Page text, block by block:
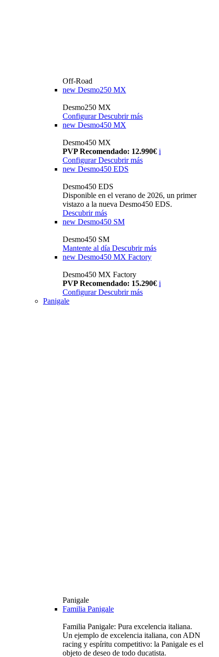
Off-Road
new Desmo250 MX
Desmo250 MX
Configurar Descubrir más
new Desmo450 MX
Desmo450 MX
PVP Recomendado: 12.990€ i
Configurar Descubrir más
new Desmo450 EDS
Desmo450 EDS
Disponible en el verano de 2026, un primer
vistazo a la nueva Desmo450 EDS.
Descubrir más
new Desmo450 SM
Desmo450 SM
Mantente al día Descubrir más
new Desmo450 MX Factory
Desmo450 MX Factory
PVP Recomendado: 15.290€ i
Configurar Descubrir más
Panigale
Panigale
Familia Panigale
Familia Panigale: Pura excelencia italiana.
Un ejemplo de excelencia italiana, con ADN
racing y espíritu competitivo: la Panigale es el
objeto de deseo de todo ducatista.